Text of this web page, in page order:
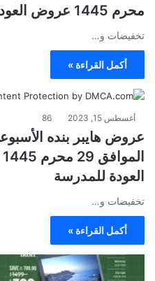
محرم 1445 عروض العودة للمدرسة بأقل الاسعار
تخفيضات و…
أكمل القراءة »
أغسطس 15, 2023 86
العودة للمدرسة
تخفيضات و…
أكمل القراءة »